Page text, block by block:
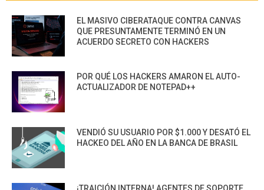
EL MASIVO CIBERATAQUE CONTRA CANVAS
QUE PRESUNTAMENTE TERMINÓ EN UN
ACUERDO SECRETO CON HACKERS
POR QUÉ LOS HACKERS AMARON EL AUTO-
ACTUALIZADOR DE NOTEPAD++
VENDIÓ SU USUARIO POR $1.000 Y DESATÓ EL
HACKEO DEL AÑO EN LA BANCA DE BRASIL